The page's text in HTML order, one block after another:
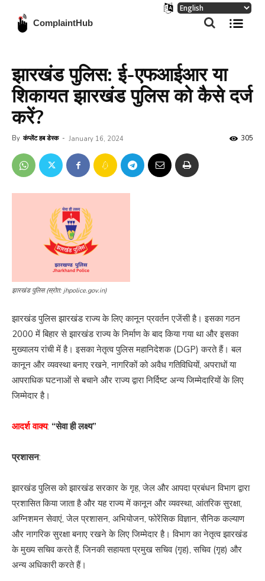
ComplaintHub
झारखंड पुलिस: ई-एफआईआर या
शिकायत झारखंड पुलिस को कैसे दर्ज
करें?
By कंप्लेंट हब डेस्क - January 16, 2024 305
झारखंड पुलिस (स्रोत: jhpolice.gov.in)
झारखंड पुलिस झारखंड राज्य के लिए कानून प्रवर्तन एजेंसी है। इसका गठन
2000 में बिहार से झारखंड राज्य के निर्माण के बाद किया गया था और इसका
मुख्यालय रांची में है। इसका नेतृत्व पुलिस महानिदेशक (DGP) करते हैं। बल
कानून और व्यवस्था बनाए रखने, नागरिकों को अवैध गतिविधियों, अपराधों या
आपराधिक घटनाओं से बचाने और राज्य द्वारा निर्दिष्ट अन्य जिम्मेदारियों के लिए
जिम्मेदार है।
आदर्श वाक्य: “सेवा ही लक्ष्य”
प्रशासन:
झारखंड पुलिस को झारखंड सरकार के गृह, जेल और आपदा प्रबंधन विभाग द्वारा
प्रशासित किया जाता है और यह राज्य में कानून और व्यवस्था, आंतरिक सुरक्षा,
अग्निशमन सेवाएं, जेल प्रशासन, अभियोजन, फोरेंसिक विज्ञान, सैनिक कल्याण
और नागरिक सुरक्षा बनाए रखने के लिए जिम्मेदार है। विभाग का नेतृत्व झारखंड
के मुख्य सचिव करते हैं, जिनकी सहायता प्रमुख सचिव (गृह), सचिव (गृह) और
अन्य अधिकारी करते हैं।